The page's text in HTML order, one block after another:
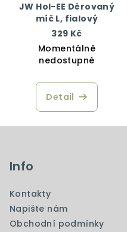
JW Hol-EE Děrovaný
míč L, fialový
329 Kč
Momentálně
nedostupné
Detail
Info
Kontakty
Napište nám
Obchodní podmínky